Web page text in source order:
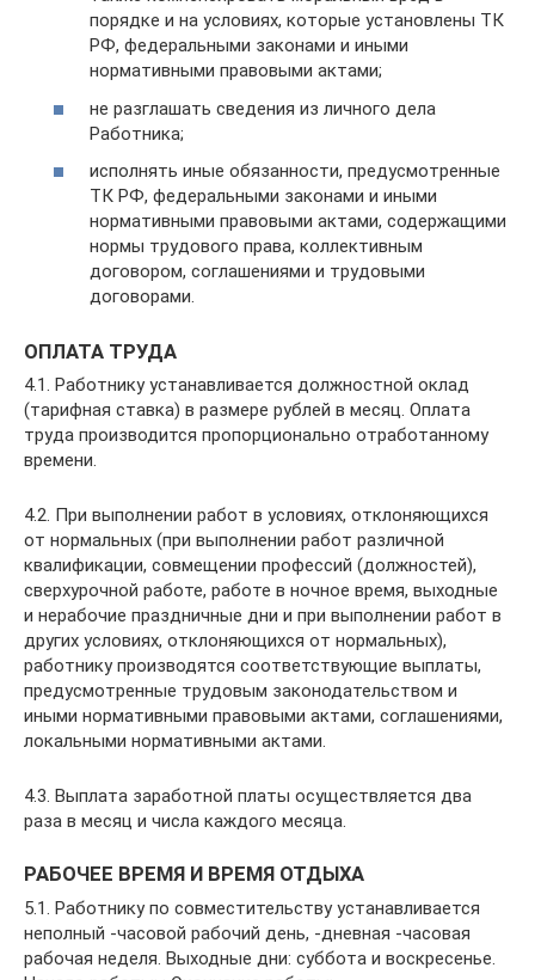
порядке и на условиях, которые установлены ТК
РФ, федеральными законами и иными
нормативными правовыми актами;
не разглашать сведения из личного дела
Работника;
исполнять иные обязанности, предусмотренные
ТК РФ, федеральными законами и иными
нормативными правовыми актами, содержащими
нормы трудового права, коллективным
договором, соглашениями и трудовыми
договорами.
ОПЛАТА ТРУДА
4.1. Работнику устанавливается должностной оклад
(тарифная ставка) в размере рублей в месяц. Оплата
труда производится пропорционально отработанному
времени.
4.2. При выполнении работ в условиях, отклоняющихся
от нормальных (при выполнении работ различной
квалификации, совмещении профессий (должностей),
сверхурочной работе, работе в ночное время, выходные
и нерабочие праздничные дни и при выполнении работ в
других условиях, отклоняющихся от нормальных),
работнику производятся соответствующие выплаты,
предусмотренные трудовым законодательством и
иными нормативными правовыми актами, соглашениями,
локальными нормативными актами.
4.3. Выплата заработной платы осуществляется два
раза в месяц и числа каждого месяца.
РАБОЧЕЕ ВРЕМЯ И ВРЕМЯ ОТДЫХА
5.1. Работнику по совместительству устанавливается
неполный -часовой рабочий день, -дневная -часовая
рабочая неделя. Выходные дни: суббота и воскресенье.